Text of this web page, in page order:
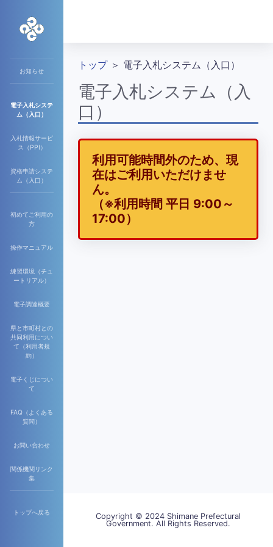
お知らせ
電子入札システ
ム（入口）
入札情報サービ
ス（PPI）
資格申請システ
ム（入口）
初めてご利用の
方
操作マニュアル
練習環境（チュ
ートリアル）
電子調達概要
県と市町村との
共同利用につい
て（利用者規
約）
電子くじについ
て
FAQ（よくある
質問）
お問い合わせ
関係機関リンク
集
トップへ戻る
トップ＞ 電子入札システム（入口）
電子入札システム（入
口）
利用可能時間外のため、現
在はご利用いただけませ
ん。
（※利用時間 平日 9:00～
17:00）
Copyright © 2024 Shimane Prefectural
Government. All Rights Reserved.